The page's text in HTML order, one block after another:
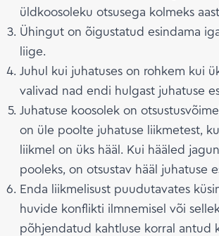
üldkoosoleku otsusega kolmeks
Ühingut on õigustatud esindama
liige.
Juhul kui juhatuses on rohkem kui
valivad nad endi hulgast juhatuse
Juhatuse koosolek on
on üle poolte juhatuse liikmetest,
liikmel on üks hääl. Kui hääled
pooleks, on otsustav hääl juhatuse
Enda liikmelisust puudutavates
huvide konflikti ilmnemisel või
põhjendatud kahtluse korral antud